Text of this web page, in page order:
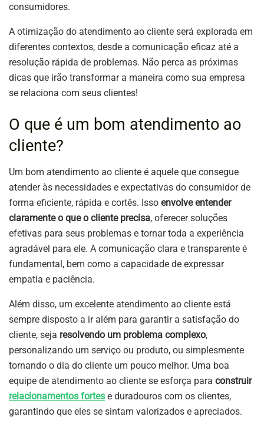
consumidores.
A otimização do atendimento ao cliente será explorada em
diferentes contextos, desde a comunicação eficaz até a
resolução rápida de problemas. Não perca as próximas
dicas que irão transformar a maneira como sua empresa
se relaciona com seus clientes!
O que é um bom atendimento ao
cliente?
Um bom atendimento ao cliente é aquele que consegue
atender às necessidades e expectativas do consumidor de
forma eficiente, rápida e cortês. Isso envolve entender
claramente o que o cliente precisa, oferecer soluções
efetivas para seus problemas e tornar toda a experiência
agradável para ele. A comunicação clara e transparente é
fundamental, bem como a capacidade de expressar
empatia e paciência.
Além disso, um excelente atendimento ao cliente está
sempre disposto a ir além para garantir a satisfação do
cliente, seja resolvendo um problema complexo,
personalizando um serviço ou produto, ou simplesmente
tornando o dia do cliente um pouco melhor. Uma boa
equipe de atendimento ao cliente se esforça para construir
relacionamentos fortes e duradouros com os clientes,
garantindo que eles se sintam valorizados e apreciados.